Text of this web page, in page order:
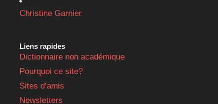
Christine Garnier
Liens rapides
Dictionnaire non académique
Pourquoi ce site?
Sites d’amis
Newsletters